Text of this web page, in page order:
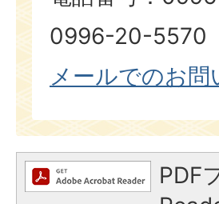
0996-20-5570
メールでのお問
PDF